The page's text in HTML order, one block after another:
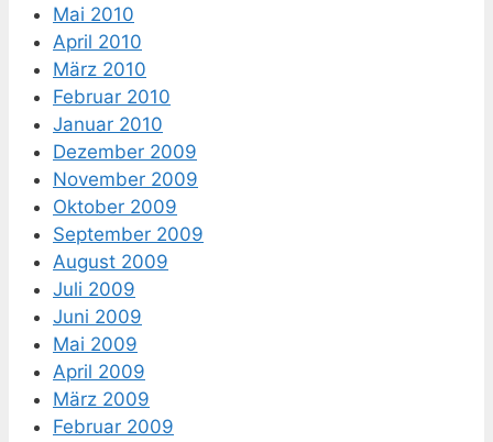
Mai 2010
April 2010
März 2010
Februar 2010
Januar 2010
Dezember 2009
November 2009
Oktober 2009
September 2009
August 2009
Juli 2009
Juni 2009
Mai 2009
April 2009
März 2009
Februar 2009